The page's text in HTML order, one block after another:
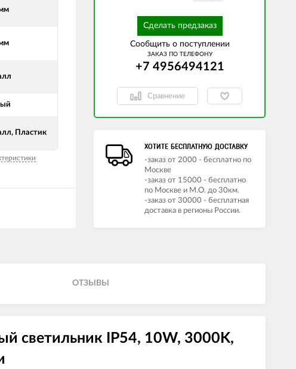
Пластик
Сделать предзаказ
Сообщить о поступлении
ЗАКАЗ ПО ТЕЛЕФОНУ
+7 4956494121
Сравнение
ХОТИТЕ БЕСПЛАТНУЮ ДОСТАВКУ
-заказ от 2000 - бесплатно по
Москве
-заказ от 15000 - бесплатно
по Москве и М.О. до 30км.
-заказ от 30000 - бесплатная
доставка в регионы России.
ОТЗЫВЫ
светильник IP54, 10W, 3000K,